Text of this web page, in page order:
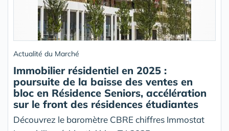
Actualité du Marché
Immobilier résidentiel en 2025 :
poursuite de la baisse des ventes en
bloc en Résidence Seniors, accélération
sur le front des résidences étudiantes
Découvrez le baromètre CBRE chiffres Immostat